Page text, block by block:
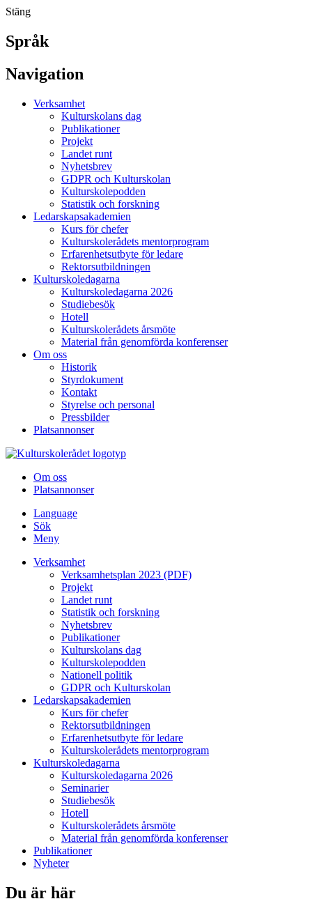
Stäng
Språk
Navigation
Verksamhet
Kulturskolans dag
Publikationer
Projekt
Landet runt
Nyhetsbrev
GDPR och Kulturskolan
Kulturskolepodden
Statistik och forskning
Ledarskapsakademien
Kurs för chefer
Kulturskolerådets mentorprogram
Erfarenhetsutbyte för ledare
Rektorsutbildningen
Kulturskoledagarna
Kulturskoledagarna 2026
Studiebesök
Hotell
Kulturskolerådets årsmöte
Material från genomförda konferenser
Om oss
Historik
Styrdokument
Kontakt
Styrelse och personal
Pressbilder
Platsannonser
Hoppa till innehållet
Om oss
Platsannonser
Language
Sök
Meny
Verksamhet
Verksamhetsplan 2023 (PDF)
Projekt
Landet runt
Statistik och forskning
Nyhetsbrev
Publikationer
Kulturskolans dag
Kulturskolepodden
Nationell politik
GDPR och Kulturskolan
Ledarskapsakademien
Kurs för chefer
Rektorsutbildningen
Erfarenhetsutbyte för ledare
Kulturskolerådets mentorprogram
Kulturskoledagarna
Kulturskoledagarna 2026
Seminarier
Studiebesök
Hotell
Kulturskolerådets årsmöte
Material från genomförda konferenser
Publikationer
Nyheter
Du är här